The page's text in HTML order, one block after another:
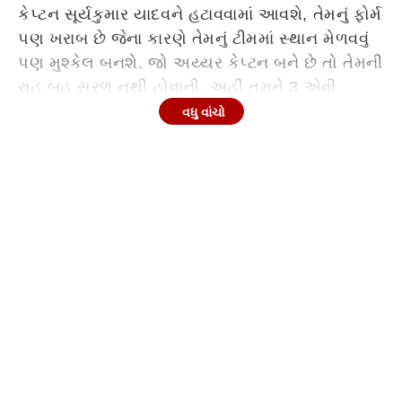
કેપ્ટન સૂર્યકુમાર યાદવને હટાવવામાં આવશે, તેમનું ફોર્મ
પણ ખરાબ છે જેના કારણે તેમનું ટીમમાં સ્થાન મેળવવું
પણ મુશ્કેલ બનશે. જો અય્યર કેપ્ટન બને છે તો તેમની
રાહ બહુ સરળ નથી હોવાની, અહીં તમને 3 એવી
પડકારો વિશે જણાવી રહ્યા છીએ જેનો સામનો અય્યરે
વધુ વાંચો